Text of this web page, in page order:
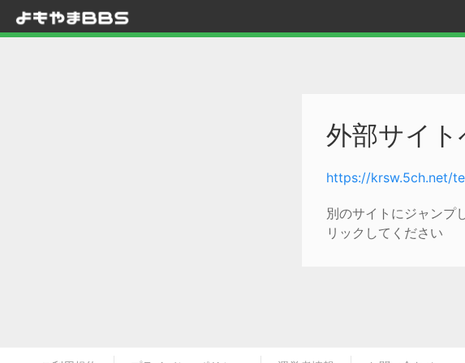
外部サイ
https://krsw.5ch.net/
別のサイトにジャンプ
リックしてください